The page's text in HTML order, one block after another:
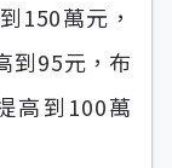
150萬元，
到95元，布
高到100萬